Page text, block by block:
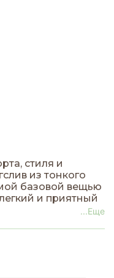
стиля и
из тонкого
базовой вещью
и приятный
времени года и
изделию
не сковывая
...Еще